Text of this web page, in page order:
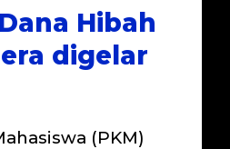
Hibah
digelar
(PKM)